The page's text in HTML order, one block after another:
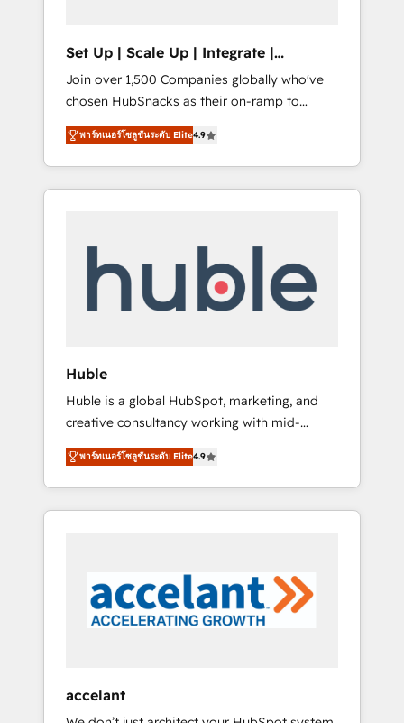
people, exciting ideas and can-do mentality,
we ensure revenue growth on a daily basis.
So tell us your challenge; our passionate and
growth driven team of 100+ experts is ready
for you! Driving digital growth |
www.brightdigital.com
Set Up | Scale Up | Integrate |
HubSnacks FlexPlan
Join over 1,500 Companies globally who've
chosen HubSnacks as their on-ramp to
HubSpot since 2014 Simple pay-as-you-go
plans that accelerate value... 1️⃣ Set Up |
Onboarding New or Check-fixing existing
HubSpot portals 2️⃣ Scale Up | 100% HubSpot
API Integration project... ⬅️ Click "Contact
Business" ⬅️ to access 150+ Kickstart
Paypal 💰 Sage or Netsuite 🤖 Google or
Microsoft ✍️ DocuSign or PandaDoc 🌐
Avalara or Quaderno HubSnacks holds the
rare Advanced "Custom Integrations"
Accreditation, securely sync data across... 🔄
any apps, in any direction. Stuck on your old
CRM..? Migrate | seamlessly off your old CRM
our in-house "HubScrub" Tool.
พาร์ทเนอร์โซลูชันระดับ Elite4.9
Huble
Huble is a global HubSpot, marketing, and
creative consultancy working with mid-
market and enterprise businesses. We go
beyond implementation, shaping the
strategy, processes, and teams that turn
HubSpot into a genuine growth engine.
5 partners worldwide, and with over 15 years
in the ecosystem, Huble has built a track
record that speaks for itself. One company,
Singapore, and South Africa. Certified
พาร์ทเนอร์โซลูชันระดับ Elite4.9
accelant